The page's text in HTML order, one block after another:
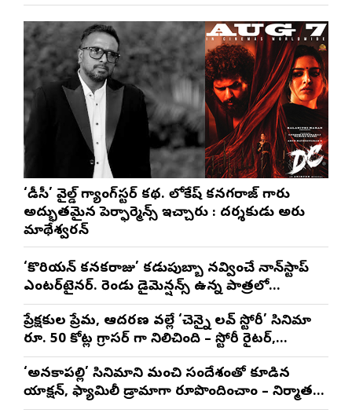
‘డీసీ’ వైల్డ్ గ్యాంగ్‌స్టర్ కథ. లోకేష్ కనగరాజ్ గారు
అద్భుతమైన పెర్ఫార్మెన్స్ ఇచ్చారు : దర్శకుడు అరుణ్
మాథేశ్వరన్
‘కొరియన్ కనకరాజు’ కడుపుబ్బా నవ్వించే నాన్‌స్టాప్
ఎంటర్‌టైనర్. రెండు డైమెన్షన్స్ ఉన్న పాత్రలో
నటించడం చాలా సంతృప్తినిచ్చింది : వరుణ్ తేజ్
ప్రేక్షకుల ప్రేమ, ఆదరణ వల్లే ‘చెన్నై లవ్ స్టోరీ’ సినిమా
రూ. 50 కోట్ల గ్రాసర్ గా నిలిచింది – స్టోరీ రైటర్,
ప్రొడ్యూసర్ సాయి రాజేష్
‘అనకాపల్లి’ సినిమాని మంచి సందేశంతో కూడిన
యాక్షన్, ఫ్యామిలీ డ్రామాగా రూపొందించాం – నిర్మాతలు